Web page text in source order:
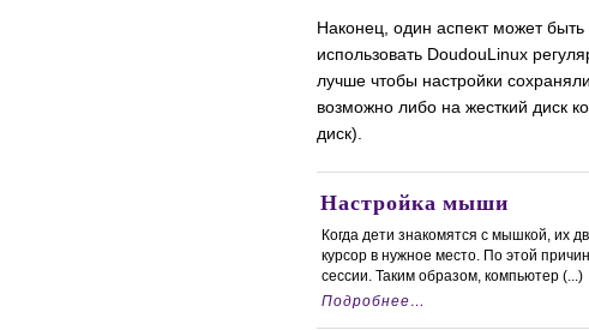
Наконец, один аспект может
использовать DoudouLinux
лучше чтобы настройки
возможно либо на жесткий диск
диск).
Настройка мыши
Когда дети знакомятся с мышкой, их
курсор в нужное место. По этой
сессии. Таким образом, компьютер (...)
Подробнее…